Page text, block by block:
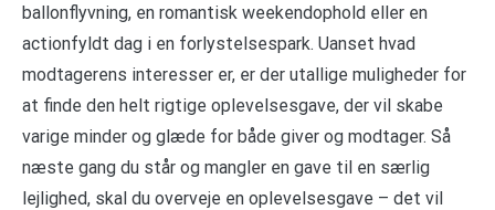
ballonflyvning, en romantisk weekendophold eller en
actionfyldt dag i en forlystelsespark. Uanset hvad
modtagerens interesser er, er der utallige muligheder for
at finde den helt rigtige oplevelsesgave, der vil skabe
varige minder og glæde for både giver og modtager. Så
næste gang du står og mangler en gave til en særlig
lejlighed, skal du overveje en oplevelsesgave – det vil